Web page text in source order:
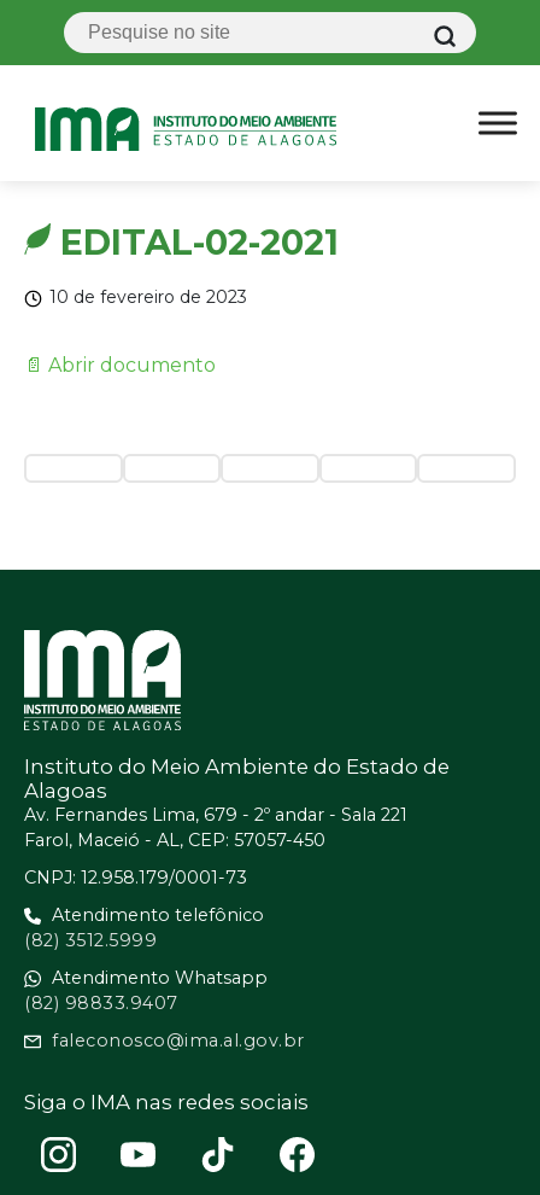
EDITAL-02-2021
10 de fevereiro de 2023
📄 Abrir documento
Instituto do Meio Ambiente do Estado de
Alagoas
Av. Fernandes Lima, 679 - 2º andar - Sala 221
Farol, Maceió - AL, CEP: 57057-450
CNPJ: 12.958.179/0001-73
Atendimento telefônico
(82) 3512.5999
Atendimento Whatsapp
(82) 98833.9407
faleconosco@ima.al.gov.br
Siga o IMA nas redes sociais